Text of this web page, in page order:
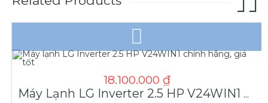
18.100.000 ₫
Máy Lạnh LG Inverter 2.5 HP V24WIN1 Chính Hãng, Giá Tốt